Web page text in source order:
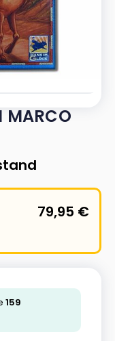
MARCO
79,95 €
159